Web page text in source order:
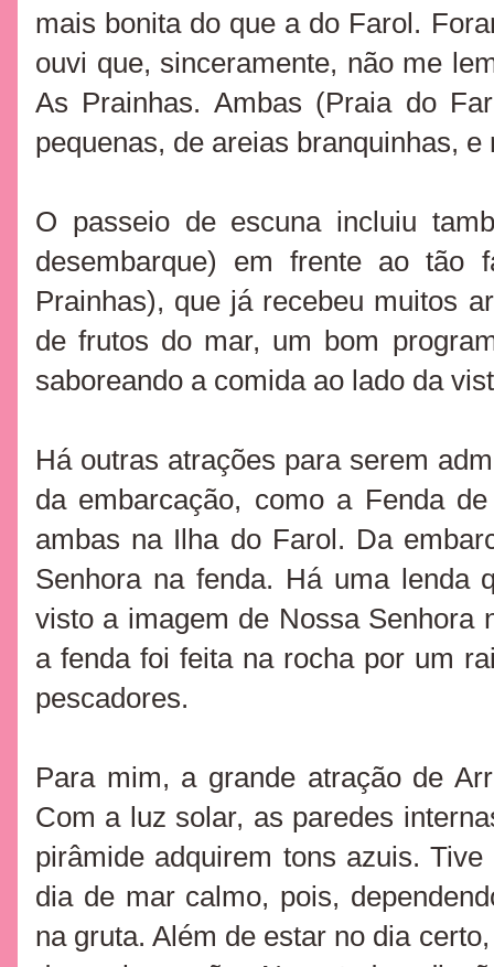
mais bonita do que a do Farol.
ouvi que, sinceramente, não me
As Prainhas. Ambas (Praia do
pequenas, de areias branquinhas,
O passeio de escuna incluiu
desembarque) em frente ao tão
Prainhas), que já recebeu muitos
de frutos do mar, um bom
saboreando a comida ao lado da
Há outras atrações para serem
da embarcação, como a Fenda
ambas na Ilha do Farol. Da
Senhora na fenda. Há uma lenda
visto a imagem de Nossa Senhora
a fenda foi feita na rocha por um
pescadores.
Para mim, a grande atração de
Com a luz solar, as paredes
pirâmide adquirem tons azuis.
dia de mar calmo, pois,
na gruta. Além de estar no dia